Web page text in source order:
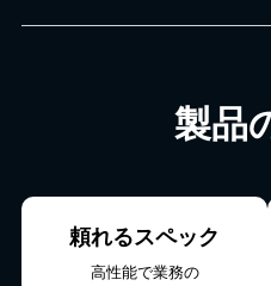
製品
頼れるスペック
高性能で業務の